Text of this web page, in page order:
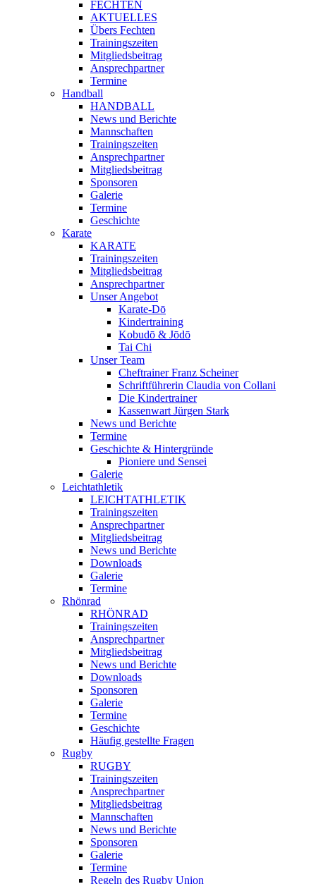
FECHTEN
AKTUELLES
Übers Fechten
Trainingszeiten
Mitgliedsbeitrag
Ansprechpartner
Termine
Handball
HANDBALL
News und Berichte
Mannschaften
Trainingszeiten
Ansprechpartner
Mitgliedsbeitrag
Sponsoren
Galerie
Termine
Geschichte
Karate
KARATE
Trainingszeiten
Mitgliedsbeitrag
Ansprechpartner
Unser Angebot
Karate-Dō
Kindertraining
Kobudō & Jōdō
Tai Chi
Unser Team
Cheftrainer Franz Scheiner
Schriftführerin Claudia von Collani
Die Kindertrainer
Kassenwart Jürgen Stark
News und Berichte
Termine
Geschichte & Hintergründe
Pioniere und Sensei
Galerie
Leichtathletik
LEICHTATHLETIK
Trainingszeiten
Ansprechpartner
Mitgliedsbeitrag
News und Berichte
Downloads
Galerie
Termine
Rhönrad
RHÖNRAD
Trainingszeiten
Ansprechpartner
Mitgliedsbeitrag
News und Berichte
Downloads
Sponsoren
Galerie
Termine
Geschichte
Häufig gestellte Fragen
Rugby
RUGBY
Trainingszeiten
Ansprechpartner
Mitgliedsbeitrag
Mannschaften
News und Berichte
Sponsoren
Galerie
Termine
Regeln des Rugby Union